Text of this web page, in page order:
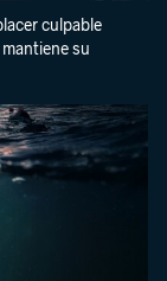
culpable
su